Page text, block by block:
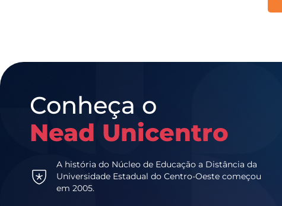
Conheça o
Nead Unicentro
A história do Núcleo de Educação a Distância da
Universidade Estadual do Centro-Oeste começou
em 2005.